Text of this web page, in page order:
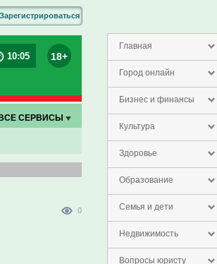
Главная
Город онлайн
Бизнес и финансы
Культура
Здоровье
Образование
Семья и дети
Недвижимость
Вопросы юристу
Зарегистрироваться
10:05 18+
ВСЕ СЕРВИСЫ
0